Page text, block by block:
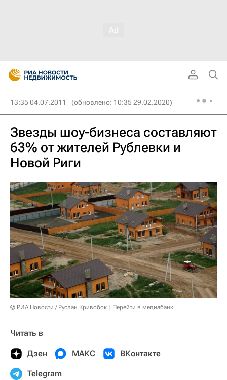
13:35 04.07.2011 (обновлено: 10:35 29.02.2020)
Звезды шоу-бизнеса составляют
63% от жителей Рублевки и
Новой Риги
© РИА Новости / Руслан Кривобок Перейти в медиабанк
Читать в
Дзен МАКС ВКонтакте
Telegram